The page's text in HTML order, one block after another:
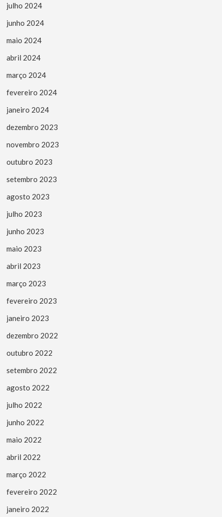
julho 2024
junho 2024
maio 2024
abril 2024
março 2024
fevereiro 2024
janeiro 2024
dezembro 2023
novembro 2023
outubro 2023
setembro 2023
agosto 2023
julho 2023
junho 2023
maio 2023
abril 2023
março 2023
fevereiro 2023
janeiro 2023
dezembro 2022
outubro 2022
setembro 2022
agosto 2022
julho 2022
junho 2022
maio 2022
abril 2022
março 2022
fevereiro 2022
janeiro 2022